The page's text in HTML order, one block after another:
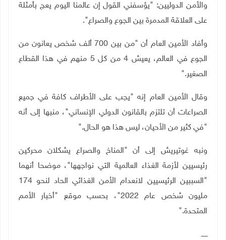
والأمن الدوليين: "يؤسفني القول إن عالمنا اليوم يعج بأمثلة
على العلاقة المدمرة بين الجوع والصراع".
وأفاد الأمين العام أن "من بين 700 ألف شخص يعانون من
الجوع في العالم، يعيش 4 من كل 5 منهم في هذا القطاع
الصغير".
وقال الأمين العام إنه "يجب على الأطراف كافة في جميع
الصراعات أن تلتزم بالقانون الدولي الإنساني"، منبها إلى أنه
"في كثير من الأحيان، ليس هذا هو الحال".
ونبه غوتيريش إلى أن "المناخ والصراع يشكلان محركين
رئيسيين لأزمة الغذاء العالمية التي نواجهها"، موضحا أنهما
"السببين الرئيسيين لانعدام الأمن الغذائي الحاد لنحو 174
مليون شخص عام 2022"، بحسب موقع "أخبار الأمم
المتحدة".
ــــــ